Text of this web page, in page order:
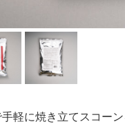
軽に焼き立てスコー